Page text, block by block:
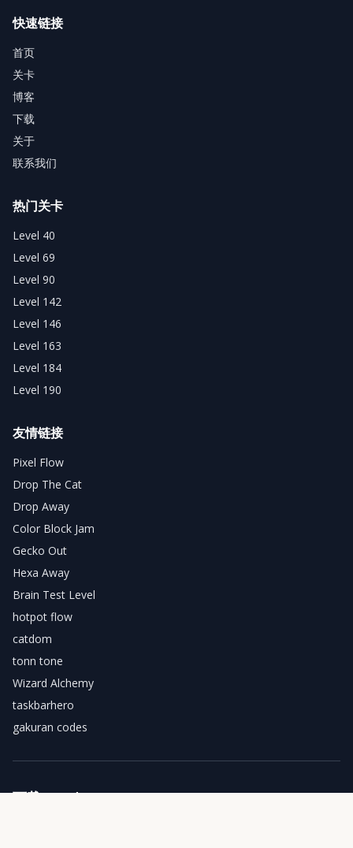
快速链接
首页
关卡
博客
下载
关于
联系我们
热门关卡
Level 40
Level 69
Level 90
Level 142
Level 146
Level 163
Level 184
Level 190
友情链接
Pixel Flow
Drop The Cat
Drop Away
Color Block Jam
Gecko Out
Hexa Away
Brain Test Level
hotpot flow
catdom
tonn tone
Wizard Alchemy
taskbarhero
gakuran codes
下载 Sand Loop